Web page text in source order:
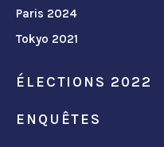
Paris 2024
Tokyo 2021
ÉLECTIONS 2022
ENQUÊTES